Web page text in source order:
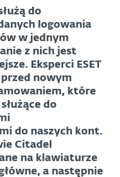
do
logowania
w jednym
z nich jest
Eksperci ESET
nowym
które
do
do naszych kont.
Citadel
na klawiaturze
a następnie